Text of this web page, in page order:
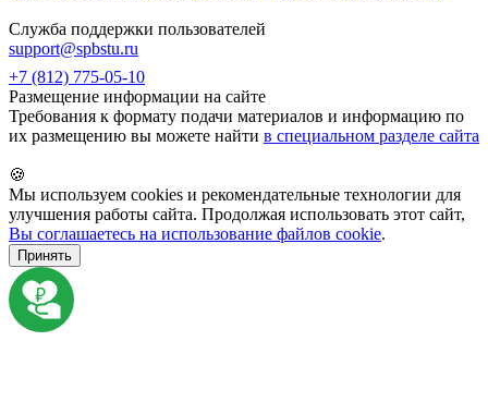
Служба поддержки пользователей
support@spbstu.ru
+7 (812) 775-05-10
Размещение информации на сайте
Требования к формату подачи материалов и информацию по
их размещению вы можете найти в специальном разделе сайта
🍪
Мы используем cookies и рекомендательные технологии для
улучшения работы сайта. Продолжая использовать этот сайт,
Вы соглашаетесь на использование файлов cookie.
Принять